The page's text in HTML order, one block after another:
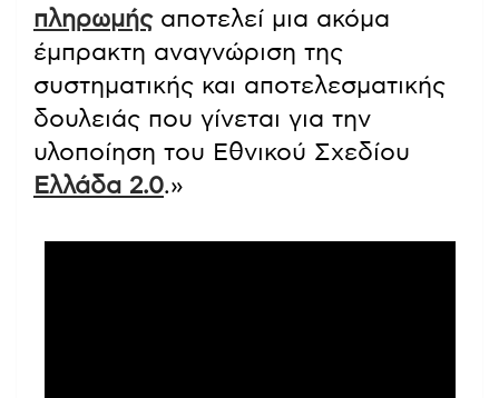
πληρωμήςαποτελεί μια ακόμα
έμπρακτη αναγνώριση της
συστηματικής και αποτελεσματικής
δουλειάς που γίνεται για την
υλοποίηση του Εθνικού Σχεδίου
Ελλάδα 2.0.»